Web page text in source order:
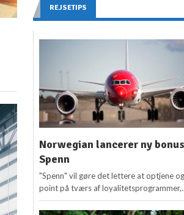
REJSETIPS
Norwegian lancerer ny
Spenn
"Spenn" vil gøre det lettere at optjene
point på tværs af